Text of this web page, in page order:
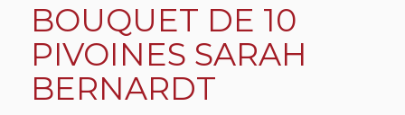
BOUQUET DE 10
PIVOINES SARAH
BERNARDT